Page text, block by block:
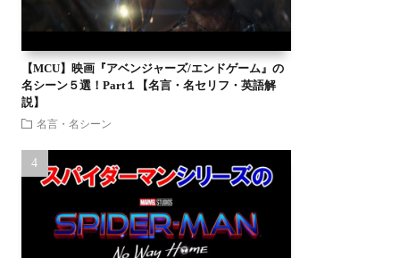
【MCU】映画『アベンジャーズ/エンドゲーム』の
名シーン５選！Part１【名言・名セリフ・英語解
説】
名言・名シーン